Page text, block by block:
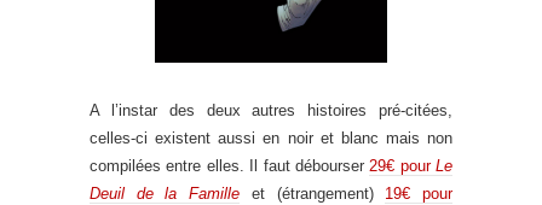
A l’instar des deux autres histoires pré-citées,
celles-ci existent aussi en noir et blanc mais non
compilées entre elles. Il faut débourser29€ pour Le
Deuil de la Famille et (étrangement) 19€ pour